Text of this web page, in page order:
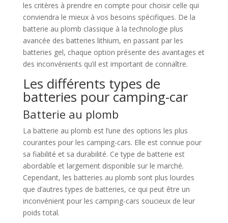
les critères à prendre en compte pour choisir celle qui
conviendra le mieux à vos besoins spécifiques. De la
batterie au plomb classique à la technologie plus
avancée des batteries lithium, en passant par les
batteries gel, chaque option présente des avantages et
des inconvénients qu’il est important de connaître.
Les différents types de
batteries pour camping-car
Batterie au plomb
La batterie au plomb est l’une des options les plus
courantes pour les camping-cars. Elle est connue pour
sa fiabilité et sa durabilité. Ce type de batterie est
abordable et largement disponible sur le marché.
Cependant, les batteries au plomb sont plus lourdes
que d’autres types de batteries, ce qui peut être un
inconvénient pour les camping-cars soucieux de leur
poids total.